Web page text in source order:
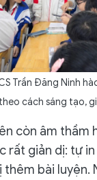
Trần Đăng Ninh
cách sáng tạo,
còn âm thầm
rất giản dị: tự
thêm bài luyện.